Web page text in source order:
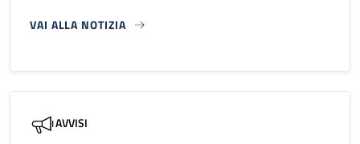
VAI ALLA NOTIZIA
AVVISI